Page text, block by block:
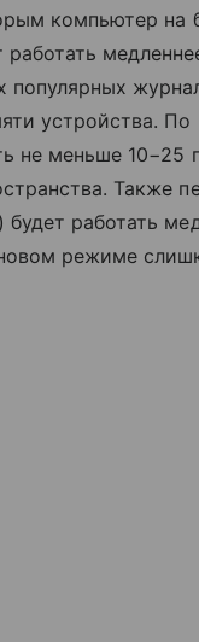
компьютер на
популярных
устройства.
не меньше 10−25
Также
работать
режиме